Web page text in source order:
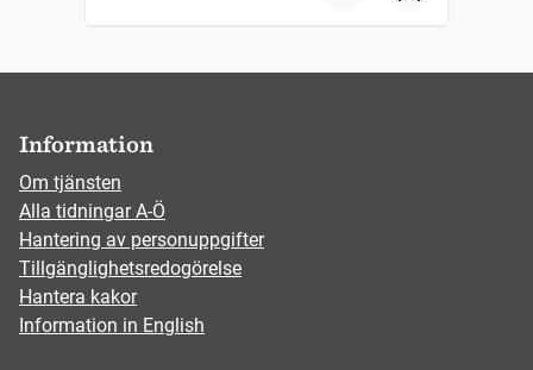
Information
Om tjänsten
Alla tidningar A-Ö
Hantering av personuppgifter
Tillgänglighetsredogörelse
Hantera kakor
Information in English